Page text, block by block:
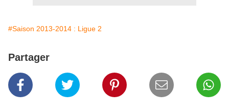
#Saison 2013-2014 : Ligue 2
Partager